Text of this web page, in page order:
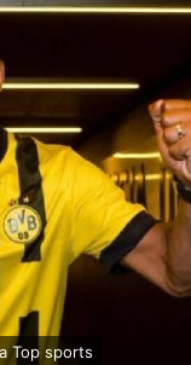
Top sports